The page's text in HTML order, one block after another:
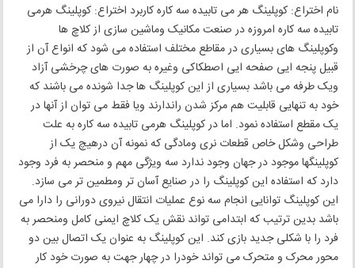
نام اختراع: کوپلینگ هر می تابیده سه کاره کاربرد اختراع: کوپلینگ هرمی
تابیده سه کاره امروزه در صنعت مکانیک وماشین سازی از کلاچ ها
وکوپلینگ های بسیاری در مقاطع مختلف استفاده می شود که انواع آن از
قبیل پنجه ایی صفحه ایی اصطکاکی وغیره به صورت های چرخشی آزاد
ویک طرفه می باشد بسیاری از این کوپلینگ ها جدا شونده می باشند که
خود به تنهایی قابلیت هم مرکز شدن راندارند ویا فقط می توان از آنها در
یک مقطع استفاده نمود. اما در کوپلینگ هرمی تابیده سه کاره به علت
طراحی وشکل خاص قطعات نری ومادگی که نمونه آن درهیچ یک از
کوپلینگها موجود در جهان وجود ندارد سه ویژگی مهم و منحصر به فرد وجود
دارد که استفاده این کوپلینگ را در صنایع آسان تر ومطمین تر می سازد.
این کوپلینگ توانایی انجام سه نوع عملیات انتقال نیروی دورانی را دارا می
باشد بدین ترتیب که ابتدامی تواند نقش یک کلاچ ایمنی کامل ومنحصر به
فرد را با شکلی جدید بازی کند. این کوپلینگ به عنوان یک اتصال بین دو
محور محرک و متحرک می تواند خودرا در چهار جهت به صورت خود کار